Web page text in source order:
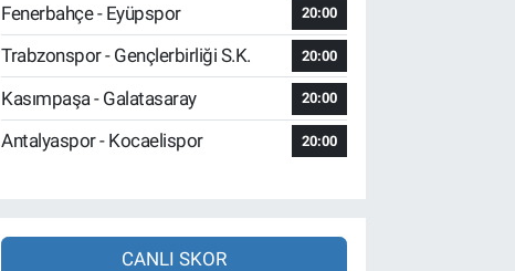
Fenerbahçe - Eyüpspor 20:00
Trabzonspor - Gençlerbirliği S.K. 20:00
Kasımpaşa - Galatasaray 20:00
Antalyaspor - Kocaelispor 20:00
CANLI SKOR